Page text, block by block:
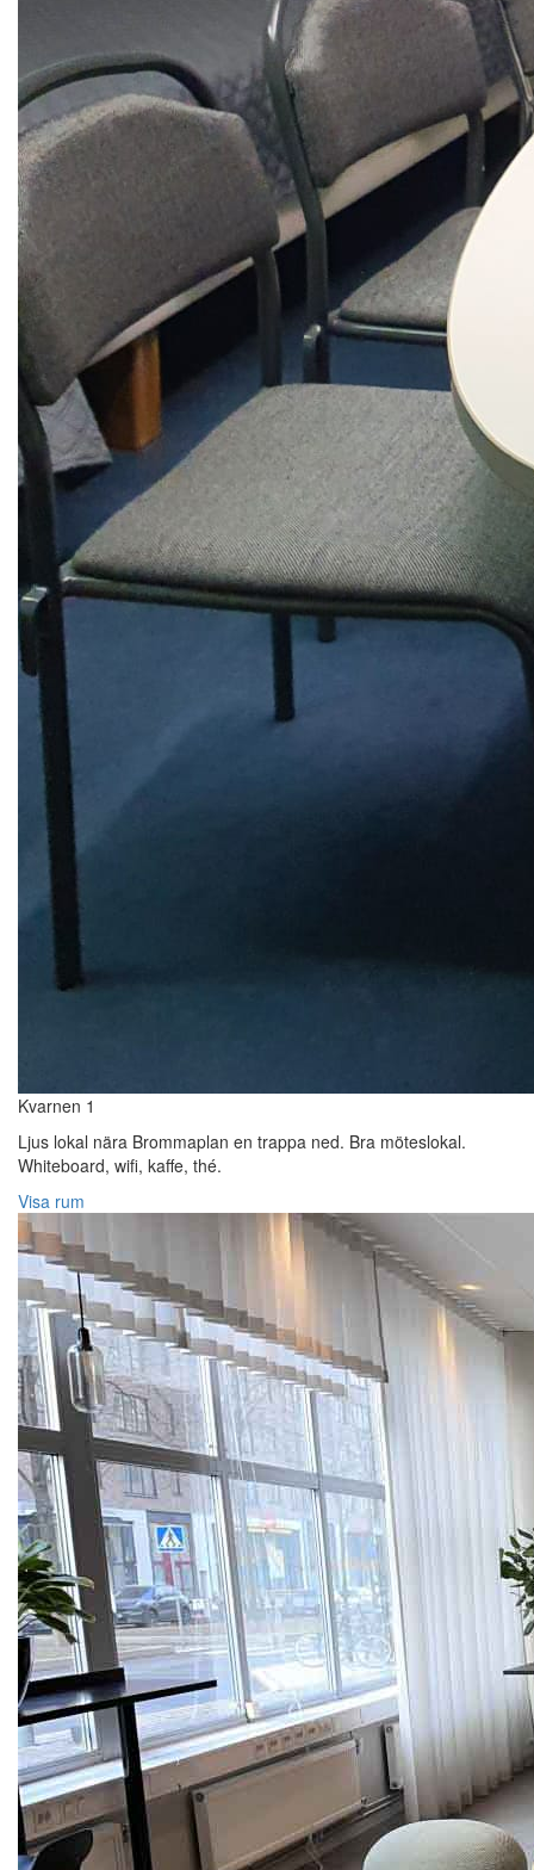
Kvarnen 1
Ljus lokal nära Brommaplan en trappa ned. Bra möteslokal.
Whiteboard, wifi, kaffe, thé.
Visa rum